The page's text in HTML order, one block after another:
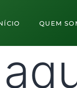
QUEM